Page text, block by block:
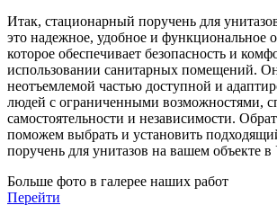
Итак, стационарный поручень для
это надежное, удобное и функциональное
которое обеспечивает безопасность и
использовании санитарных помещений. Он
неотъемлемой частью доступной и
людей с ограниченными возможностями,
самостоятельности и независимости.
поможем выбрать и установить
поручень для унитазов на вашем объекте
Больше фото в галерее наших работ
Перейти